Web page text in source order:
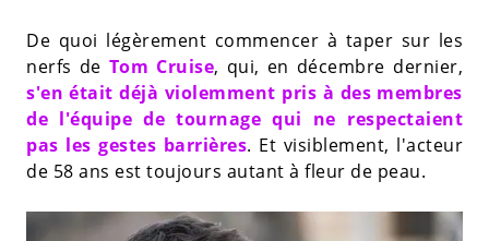
De quoi légèrement commencer à taper sur les
nerfs de Tom Cruise, qui, en décembre dernier,
s'en était déjà violemment pris à des membres
de l'équipe de tournage qui ne respectaient
pas les gestes barrières. Et visiblement, l'acteur
de 58 ans est toujours autant à fleur de peau.